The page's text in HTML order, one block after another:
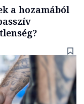
a hozamából